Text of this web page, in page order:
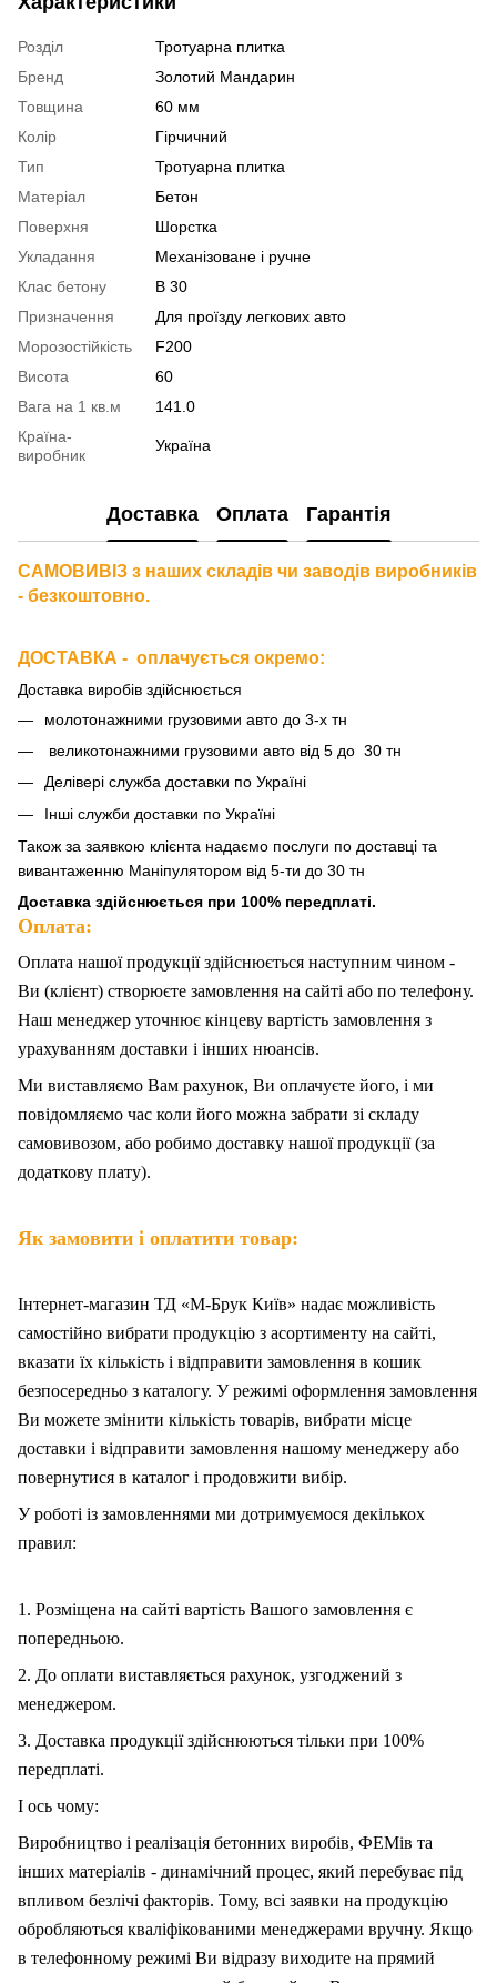
Розділ
Тротуарна плитка
Бренд
Золотий Мандарин
Товщина
60 мм
Колір
Гірчичний
Тип
Тротуарна плитка
Матеріал
Бетон
Поверхня
Шорстка
Укладання
Механізоване і ручне
Клас бетону
В 30
Призначення
Для проїзду легкових авто
Морозостійкість
F200
Висота
60
Вага на 1 кв.м
141.0
Країна-
виробник
Україна
Доставка Оплата Гарантія
САМОВИВІЗ з наших складів чи заводів виробників
- безкоштовно.
ДОСТАВКА - оплачується окремо:
Доставка виробів здійснюється
молотонажними грузовими авто до 3-х тн
великотонажними грузовими авто від 5 до 30 тн
Делівері служба доставки по Україні
Інші служби доставки по Україні
Також за заявкою клієнта надаємо послуги по доставці та
вивантаженню Маніпулятором від 5-ти до 30 тн
Доставка здійснюється при 100% передплаті.
Оплата:
Оплата нашої продукції здійснюється наступним чином -
Ви (клієнт) створюєте замовлення на сайті або по телефону.
Наш менеджер уточнює кінцеву вартість замовлення з
урахуванням доставки і інших нюансів.
Ми виставляємо Вам рахунок, Ви оплачуєте його, і ми
повідомляємо час коли його можна забрати зі складу
самовивозом, або робимо доставку нашої продукції (за
додаткову плату).
Як замовити і оплатити товар:
Інтернет-магазин ТД «М-Брук Київ» надає можливість
самостійно вибрати продукцію з асортименту на сайті,
вказати їх кількість і відправити замовлення в кошик
безпосередньо з каталогу. У режимі оформлення замовлення
Ви можете змінити кількість товарів, вибрати місце
доставки і відправити замовлення нашому менеджеру або
повернутися в каталог і продовжити вибір.
У роботі із замовленнями ми дотримуємося декількох
правил:
1. Розміщена на сайті вартість Вашого замовлення є
попередньою.
2. До оплати виставляється рахунок, узгоджений з
менеджером.
3. Доставка продукції здійснюються тільки при 100%
передплаті.
І ось чому:
Виробництво і реалізація бетонних виробів, ФЕМів та
інших матеріалів - динамічний процес, який перебуває під
впливом безлічі факторів. Тому, всі заявки на продукцію
обробляються кваліфікованими менеджерами вручну. Якщо
в телефонному режимі Ви відразу виходите на прямий